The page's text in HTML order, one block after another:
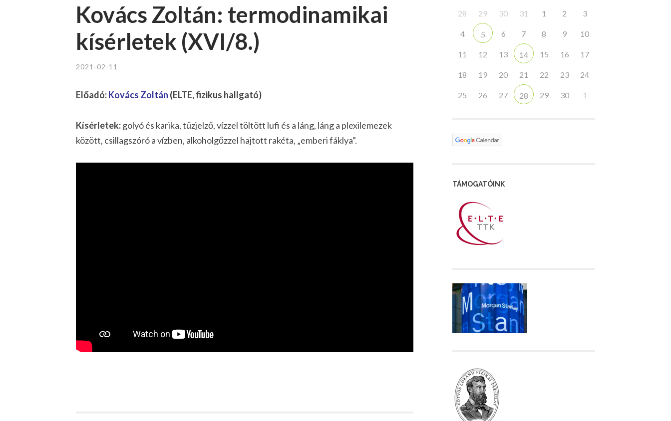
Kovács Zoltán: termodinamikai
kísérletek (XVI/8.)
2021-02-11
Előadó:Kovács Zoltán (ELTE, fizikus hallgató)
Kísérletek:golyó és karika, tűzjelző, vízzel töltött lufi és a láng, láng a plexilemezek
között, csillagszóró a vízben, alkoholgőzzel hajtott rakéta, „emberi fáklya”.
28 29 30 31 1 2 3
4 5 6 7 8 9 10
11 12 13 14 15 16 17
18 19 20 21 22 23 24
25 26 27 28 29 30 1
TÁMOGATÓINK